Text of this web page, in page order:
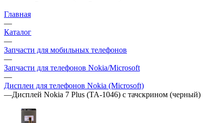
Главная
—
Каталог
—
Запчасти для мобильных телефонов
—
Запчасти для телефонов Nokia/Microsoft
—
Дисплеи для телефонов Nokia (Microsoft)
—Дисплей Nokia 7 Plus (TA-1046) с тачскрином (черный)